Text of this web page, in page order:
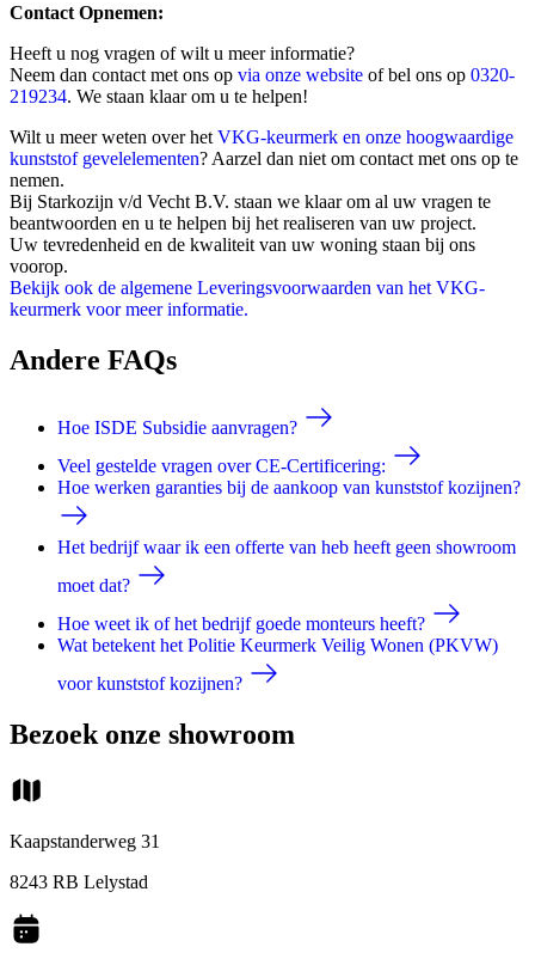
Contact Opnemen:
Heeft u nog vragen of wilt u meer informatie?
Neem dan contact met ons op via onze website of bel ons op 0320-
219234. We staan klaar om u te helpen!
Wilt u meer weten over het VKG-keurmerk en onze hoogwaardige
kunststof gevelelementen? Aarzel dan niet om contact met ons op te
nemen.
Bij Starkozijn v/d Vecht B.V. staan we klaar om al uw vragen te
beantwoorden en u te helpen bij het realiseren van uw project.
Uw tevredenheid en de kwaliteit van uw woning staan bij ons
voorop.
Bekijk ook de algemene Leveringsvoorwaarden van het VKG-
keurmerk voor meer informatie.
Andere FAQs
Hoe ISDE Subsidie aanvragen?
Veel gestelde vragen over CE-Certificering:
Hoe werken garanties bij de aankoop van kunststof kozijnen?
Het bedrijf waar ik een offerte van heb heeft geen showroom
moet dat?
Hoe weet ik of het bedrijf goede monteurs heeft?
Wat betekent het Politie Keurmerk Veilig Wonen (PKVW)
voor kunststof kozijnen?
Bezoek onze showroom
Kaapstanderweg 31
8243 RB Lelystad